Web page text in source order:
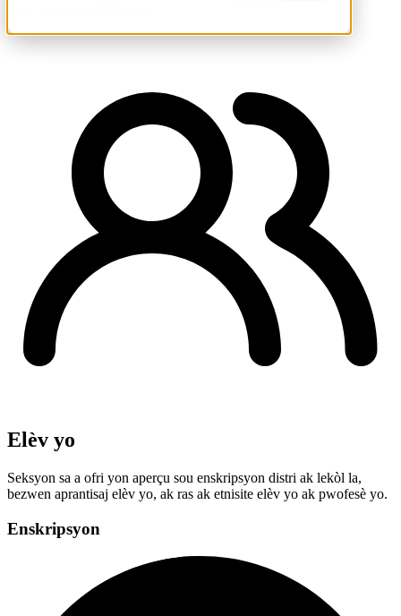
Elèv yo
Seksyon sa a ofri yon aperçu sou enskripsyon distri ak lekòl la,
bezwen aprantisaj elèv yo, ak ras ak etnisite elèv yo ak pwofesè yo.
Enskripsyon